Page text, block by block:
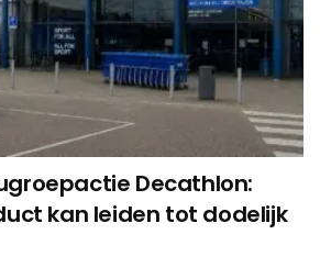
Decathlon:
kan leiden tot dodelijk